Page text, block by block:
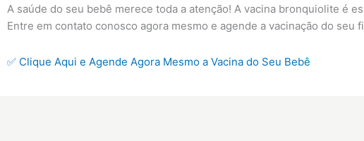
A saúde do seu bebê merece toda a atenção! A vacina bronquiolite é
Entre em contato conosco agora mesmo e agende a vacinação do
✅ Clique Aqui e Agende Agora Mesmo a Vacina do Seu Bebê